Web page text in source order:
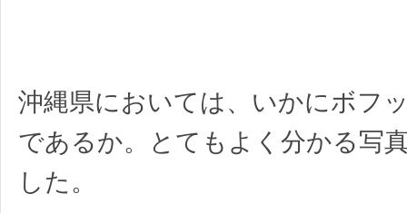
沖縄県においては、いかにボフ
であるか。とてもよく分かる写
した。